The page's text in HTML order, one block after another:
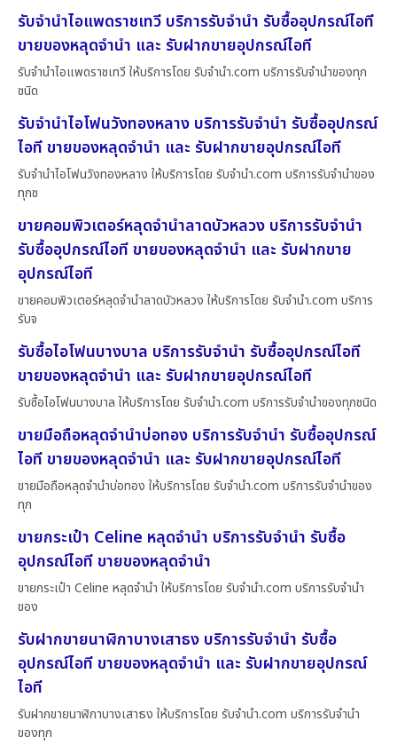
รับจำนำไอแพดราชเทวี บริการรับจำนำ รับซื้ออุปกรณ์ไอที
ขายของหลุดจำนำ และ รับฝากขายอุปกรณ์ไอที
รับจำนำไอแพดราชเทวี ให้บริการโดย รับจํานํา.com บริการรับจำนำของทุก
ชนิด
รับจำนำไอโฟนวังทองหลาง บริการรับจำนำ รับซื้ออุปกรณ์
ไอที ขายของหลุดจำนำ และ รับฝากขายอุปกรณ์ไอที
รับจำนำไอโฟนวังทองหลาง ให้บริการโดย รับจํานํา.com บริการรับจำนำของ
ทุกช
ขายคอมพิวเตอร์หลุดจำนำลาดบัวหลวง บริการรับจำนำ
รับซื้ออุปกรณ์ไอที ขายของหลุดจำนำ และ รับฝากขาย
อุปกรณ์ไอที
ขายคอมพิวเตอร์หลุดจำนำลาดบัวหลวง ให้บริการโดย รับจํานํา.com บริการ
รับจ
รับซื้อไอโฟนบางบาล บริการรับจำนำ รับซื้ออุปกรณ์ไอที
ขายของหลุดจำนำ และ รับฝากขายอุปกรณ์ไอที
รับซื้อไอโฟนบางบาล ให้บริการโดย รับจํานํา.com บริการรับจำนำของทุกชนิด
ขายมือถือหลุดจำนำบ่อทอง บริการรับจำนำ รับซื้ออุปกรณ์
ไอที ขายของหลุดจำนำ และ รับฝากขายอุปกรณ์ไอที
ขายมือถือหลุดจำนำบ่อทอง ให้บริการโดย รับจํานํา.com บริการรับจำนำของ
ทุก
ขายกระเป๋า Celine หลุดจำนำ บริการรับจำนำ รับซื้อ
อุปกรณ์ไอที ขายของหลุดจำนำ
ขายกระเป๋า Celine หลุดจำนำ ให้บริการโดย รับจํานํา.com บริการรับจำนำ
ของ
รับฝากขายนาฬิกาบางเสาธง บริการรับจำนำ รับซื้อ
อุปกรณ์ไอที ขายของหลุดจำนำ และ รับฝากขายอุปกรณ์
ไอที
รับฝากขายนาฬิกาบางเสาธง ให้บริการโดย รับจํานํา.com บริการรับจำนำ
ของทุก